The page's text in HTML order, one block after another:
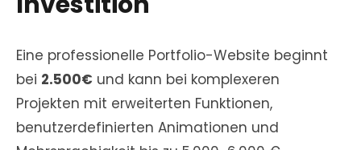
Eine professionelle Portfolio-Website beginnt
bei 2.500€ und kann bei komplexeren
Projekten mit erweiterten Funktionen,
benutzerdefinierten Animationen und